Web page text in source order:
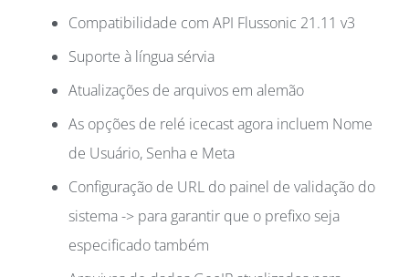
Compatibilidade com API Flussonic 21.11 v3
Suporte à língua sérvia
Atualizações de arquivos em alemão
As opções de relé icecast agora incluem Nome
de Usuário, Senha e Meta
Configuração de URL do painel de validação do
sistema -> para garantir que o prefixo seja
especificado também